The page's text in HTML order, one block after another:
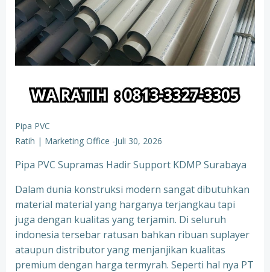
Pipa PVC
Ratih | Marketing Office -Juli 30, 2026
Pipa PVC Supramas Hadir Support KDMP Surabaya
Dalam dunia konstruksi modern sangat dibutuhkan
material material yang harganya terjangkau tapi
juga dengan kualitas yang terjamin. Di seluruh
indonesia tersebar ratusan bahkan ribuan suplayer
ataupun distributor yang menjanjikan kualitas
premium dengan harga termyrah. Seperti hal nya PT